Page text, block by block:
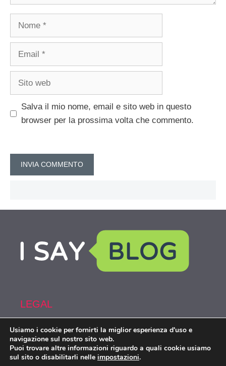
Nome
Email
Sito
Salva il mio nome, email e sito web in questo
browser per la prossima volta che commento.
LEGAL
Armi&Spy is part of the network IsayBlog!
Usiamo i cookie per fornirti la miglior esperienza d'uso e
navigazione sul nostro sito web.
Puoi trovare altre informazioni riguardo a quali cookie usiamo
sul sito o disabilitarli nelle impostazioni.